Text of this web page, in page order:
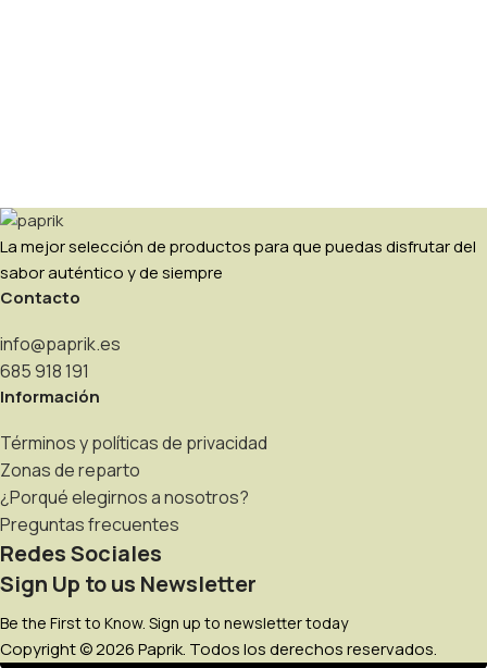
La mejor selección de productos para que puedas disfrutar del
sabor auténtico y de siempre
Contacto
info@paprik.es
685 918 191
Información
Términos y políticas de privacidad
Zonas de reparto
¿Porqué elegirnos a nosotros?
Preguntas frecuentes
Redes Sociales
Sign Up to us Newsletter
Be the First to Know. Sign up to newsletter today
Copyright © 2026 Paprik. Todos los derechos reservados.